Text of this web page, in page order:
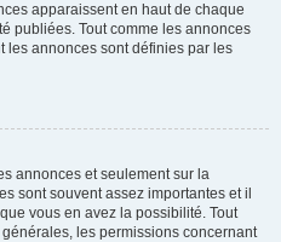
apparaissent en haut de chaque
publiées. Tout comme les annonces
les annonces sont définies par les
annonces et seulement sur la
sont souvent assez importantes et il
vous en avez la possibilité. Tout
les permissions concernant